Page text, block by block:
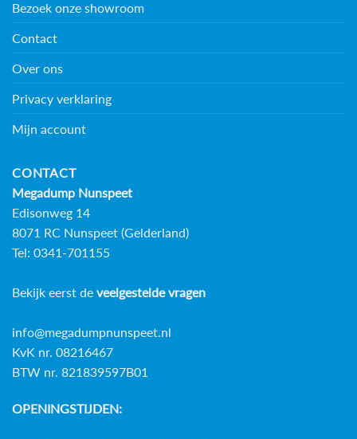
Bezoek onze showroom
Contact
Over ons
Privacy verklaring
Mijn account
CONTACT
Megadump Nunspeet
Edisonweg 14
8071 RC Nunspeet (Gelderland)
Tel: 0341-701155
Bekijk eerst de veelgestelde vragen
info@megadumpnunspeet.nl
KvK nr. 08216467
BTW nr. 821839597B01
OPENINGSTIJDEN: